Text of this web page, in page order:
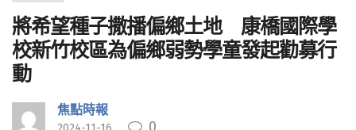
將希望種子撒播偏鄉土地 康橋國際學
校新竹校區為偏鄉弱勢學童發起勸募行
動
焦點時報